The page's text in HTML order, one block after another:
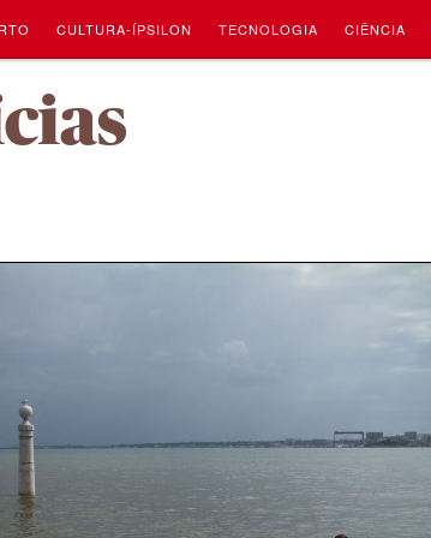
CULTURA-ÍPSILON TECNOLOGIA CIÊNCIA